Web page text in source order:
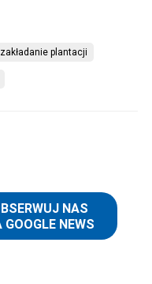
zakładanie plantacji